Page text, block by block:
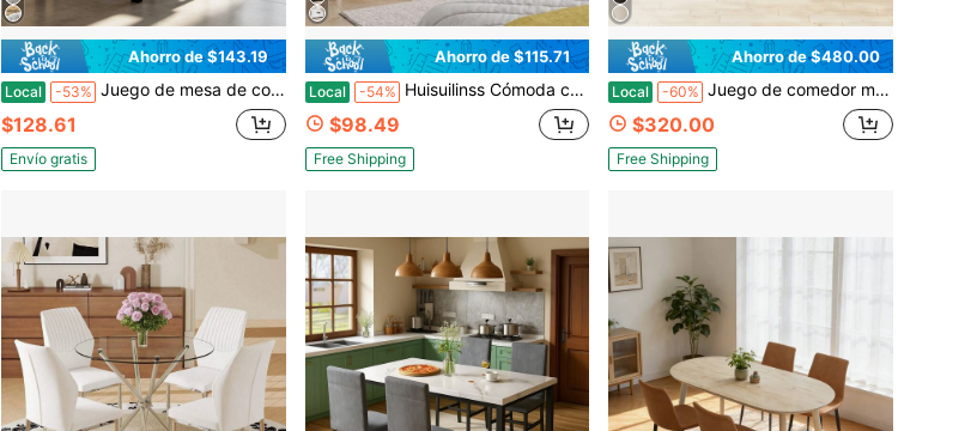
Ahorro de $143.19
Local -53% Juego de mesa de comedor y sillas de 3 piezas, mesa de cocina de mármol falso con 2 sillas tapizadas de terciopelo, juego de mesa de cena rectangular pequeña para 2 personas
$128.61
Envío gratis
Ahorro de $115.71
Local -54% Huisuilinss Cómoda con 14 cajones y soporte para TV de 55" de ancho para el dormitorio, cómoda y estante de tela con bolsillo lateral, estantes abiertos, torre de almacenamiento para sala de estar, pasillo, entrada
$98.49
Free Shipping
Ahorro de $480.00
Local -60% Juego de comedor minimalista, mesa redonda compacta con sillas acolchadas suaves para apartamentos y estudios pequeños
$320.00
Free Shipping